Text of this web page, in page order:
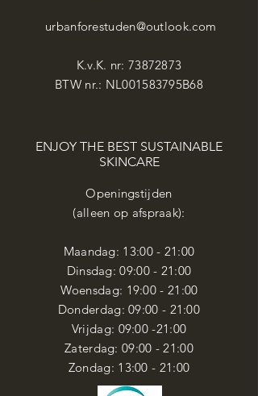
urbanforestuden@outlook.com
K.v.K. nr: 73872873
BTW nr.: NL001583795B68
ENJOY THE BEST SUSTAINABLE
SKINCARE
Openingstijden
(alleen op afspraak):
Maandag: 13:00 - 21:00
​​Dinsdag: 09:00 - 21:00
Woensdag: 19:00 - 21:00
Donderdag: 09:00 - 21:00
Vrijdag: 09:00 -21:00
Zaterdag: 09:00 - 21:00
Zondag: 13:00 - 21:00